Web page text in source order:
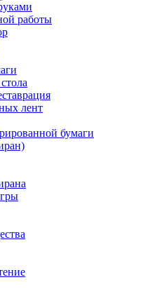
работы
лент
бумаги